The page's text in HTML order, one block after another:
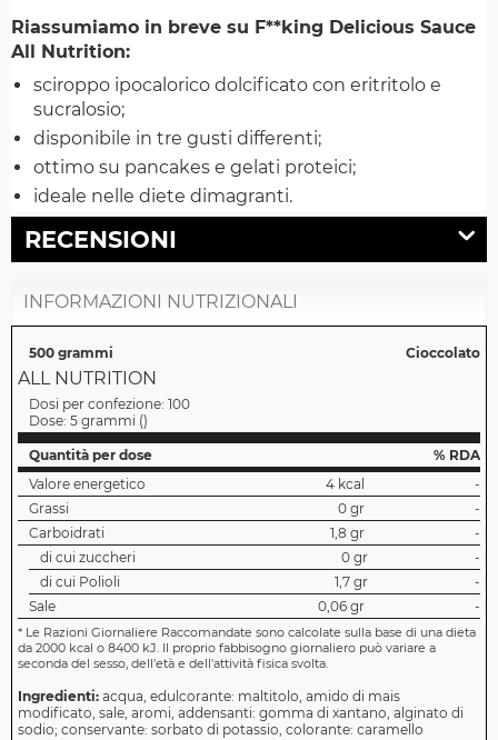
Riassumiamo in breve su F**king Delicious Sauce
All Nutrition:
sciroppo ipocalorico dolcificato con eritritolo e
sucralosio;
disponibile in tre gusti differenti;
ottimo su pancakes e gelati proteici;
ideale nelle diete dimagranti.
RECENSIONI
INFORMAZIONI NUTRIZIONALI
500 grammi Cioccolato
ALL NUTRITION
Dosi per confezione: 100
Dose: 5 grammi ()
Quantità per dose
% RDA
Valore energetico
4 kcal
-
Grassi
0 gr
-
Carboidrati
1,8 gr
-
di cui zuccheri
0 gr
-
di cui Polioli
1,7 gr
-
Sale
0,06 gr -
* Le Razioni Giornaliere Raccomandate sono calcolate sulla base di una dieta
da 2000 kcal o 8400 kJ. Il proprio fabbisogno giornaliero può variare a
seconda del sesso, dell'età e dell'attività fisica svolta.
Ingredienti: acqua, edulcorante: maltitolo, amido di mais
modificato, sale, aromi, addensanti: gomma di xantano, alginato di
sodio; conservante: sorbato di potassio, colorante: caramello